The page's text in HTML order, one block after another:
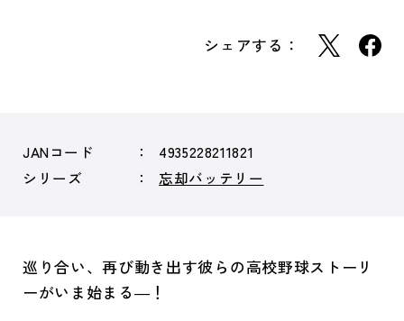
シェアする：
JANコード
4935228211821
シリーズ
忘却バッテリー
巡り合い、再び動き出す彼らの高校野球ストーリ
ーがいま始まる―！